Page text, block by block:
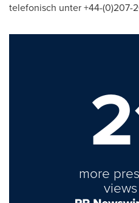
telefonisch unter +44-(0)207-
more